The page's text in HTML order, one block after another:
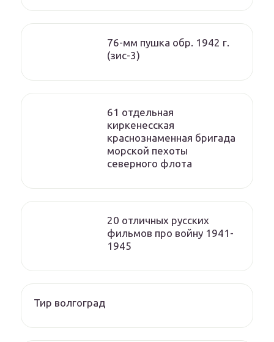
76-мм пушка обр. 1942 г.
(зис-3)
61 отдельная
киркенесская
краснознаменная бригада
морской пехоты
cеверного флота
20 отличных русских
фильмов про войну 1941-
1945
Тир волгоград